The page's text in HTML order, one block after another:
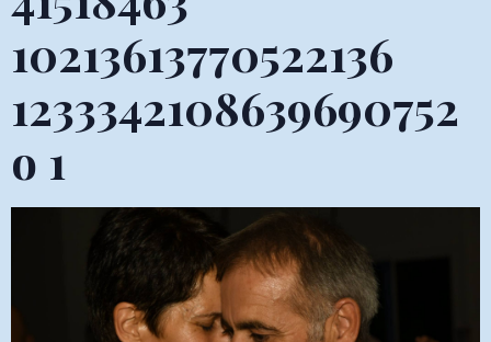
10213613770522136
1233342108639690752
o 1